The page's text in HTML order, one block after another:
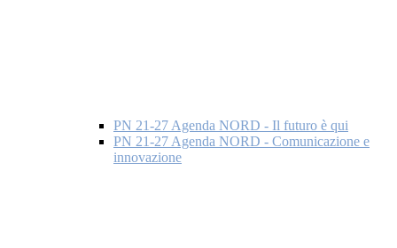
PN 21-27 Agenda NORD - Il futuro è qui
PN 21-27 Agenda NORD - Comunicazione e
innovazione